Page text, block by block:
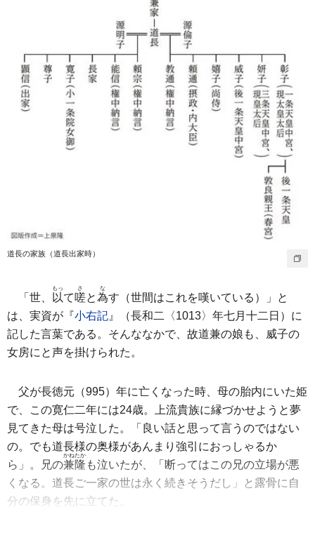
道長の家族（道長出家時）
「世、 以
もっ
て嗟
さ
と為
な
す（世間はこれを嘆いている）」と
は、実資が『小右記 』（長和二〈1013〉年七月十二日）に
記した言葉である。そんななかで、故道兼の娘も、威子の
女房にと声を掛けられた。
父が長徳元（995）年に亡くなった時、母の胎内にいた姫
で、この寛仁二年には24歳。上流貴族に縁づかせようと夢
見てきた母は号泣した。「良い話と思って言うのではない
の。でも道長様の奥様があんまり強引におっしゃるか
ら」。兄の兼隆
かねたか
も泣いたが、「断ってはこの兄の立場が悪
くなる。道長ご一家の世は永く続きそうだし」と露骨に自
分の保身を先に立てた。